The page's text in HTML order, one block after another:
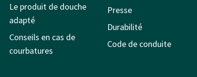
Le produit de douche
adapté
Conseils en cas de
courbatures
Presse
Durabilité
Code de conduite